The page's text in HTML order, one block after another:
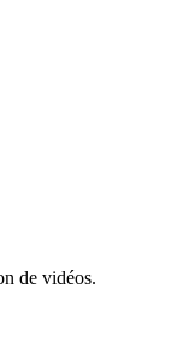
de vidéos.